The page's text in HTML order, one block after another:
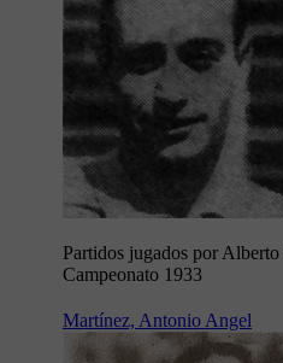
Partidos jugados por
Campeonato 1933
Martínez, Antonio Angel